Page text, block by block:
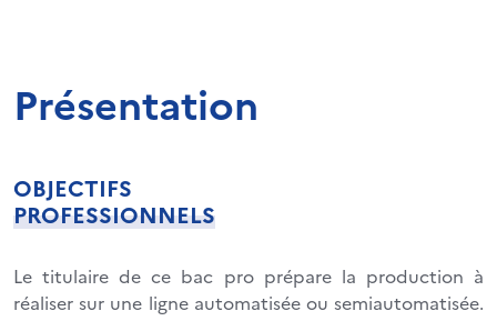
Présentation
OBJECTIFS
PROFESSIONNELS
Le titulaire de ce bac pro prépare la production à
réaliser sur une ligne automatisée ou semiautomatisée.